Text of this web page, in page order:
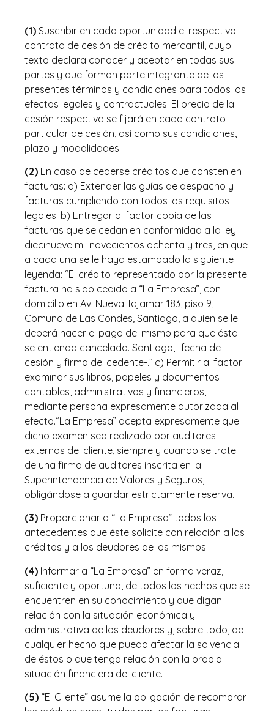
(1) Suscribir en cada oportunidad el respectivo
contrato de cesión de crédito mercantil, cuyo
texto declara conocer y aceptar en todas sus
partes y que forman parte integrante de los
presentes términos y condiciones para todos los
efectos legales y contractuales. El precio de la
cesión respectiva se fijará en cada contrato
particular de cesión, así como sus condiciones,
plazo y modalidades.
(2) En caso de cederse créditos que consten en
facturas: a) Extender las guías de despacho y
facturas cumpliendo con todos los requisitos
legales. b) Entregar al factor copia de las
facturas que se cedan en conformidad a la ley
diecinueve mil novecientos ochenta y tres, en que
a cada una se le haya estampado la siguiente
leyenda: “El crédito representado por la presente
factura ha sido cedido a “La Empresa”, con
domicilio en Av. Nueva Tajamar 183, piso 9,
Comuna de Las Condes, Santiago, a quien se le
deberá hacer el pago del mismo para que ésta
se entienda cancelada. Santiago, -fecha de
cesión y firma del cedente-.” c) Permitir al factor
examinar sus libros, papeles y documentos
contables, administrativos y financieros,
mediante persona expresamente autorizada al
efecto.“La Empresa” acepta expresamente que
dicho examen sea realizado por auditores
externos del cliente, siempre y cuando se trate
de una firma de auditores inscrita en la
Superintendencia de Valores y Seguros,
obligándose a guardar estrictamente reserva.
(3) Proporcionar a “La Empresa” todos los
antecedentes que éste solicite con relación a los
créditos y a los deudores de los mismos.
(4) Informar a “La Empresa” en forma veraz,
suficiente y oportuna, de todos los hechos que se
encuentren en su conocimiento y que digan
relación con la situación económica y
administrativa de los deudores y, sobre todo, de
cualquier hecho que pueda afectar la solvencia
de éstos o que tenga relación con la propia
situación financiera del cliente.
(5) “El Cliente” asume la obligación de recomprar